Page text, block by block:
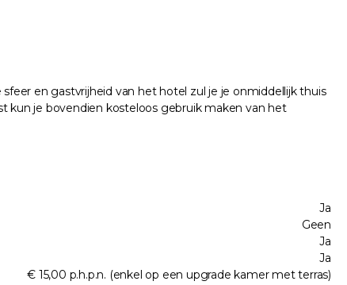
en gastvrijheid van het hotel zul je je onmiddellijk thuis
kun je bovendien kosteloos gebruik maken van het
Ja
Geen
Ja
Ja
€ 15,00 p.h.p.n. (enkel op een upgrade kamer met terras)